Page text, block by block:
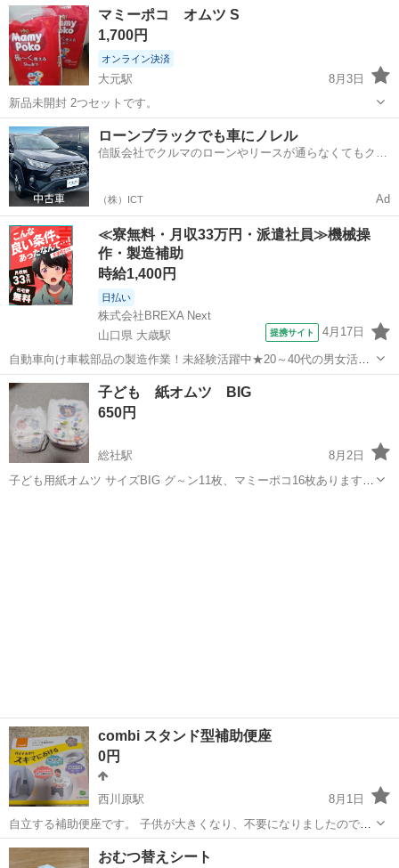
岡山 倉敷市 倉敷駅
マミーポコ オムツ S
1,700円
オンライン決済
大元駅
8月3日
新品未開封 2つセットです。
岡山 岡山市 大元駅 ベビー用品
ローンブラックでも車にノレル
信販会社でクルマのローンやリースが通らなくてもクル
（株）ICT Ad
≪寮無料・月収33万円・派遣社員≫機械操
作・製造補助
時給1,400円
日払い
株式会社BREXA Next
山口県 大歳駅
提携サイト 4月17日
自動車向け車載部品の製造作業！未経験活躍中★20～40代の男女活躍
中！友達同士での応募OK！備品付きワンルーム寮費無料！赴任旅費会
社負担！生活支援物資事前対応可◎格安食堂利用可！年間休日135日
♪《山口県山口市》 人気の工...
山口 山口市 大歳駅 その他
子ども 紙オムツ BIG
650円
総社駅
8月2日
子ども用紙オムツ サイズBIG グ～ン11枚、マミーポコ16枚あります。
combi スタンド型補助便座
0円
西川原駅
8月1日
自立する補助便座です。 子供が大きくなり、不要になりましたので、
出品します。 中区役所付近のマンションまで、 車で取りに来ていただ
ける方でお願いいたします。 宜しくお願いいたします。
岡山 岡山市 西川原駅 ベビー用品
おむつ替えシート